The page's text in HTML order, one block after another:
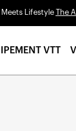
Lifestyle The
VTT